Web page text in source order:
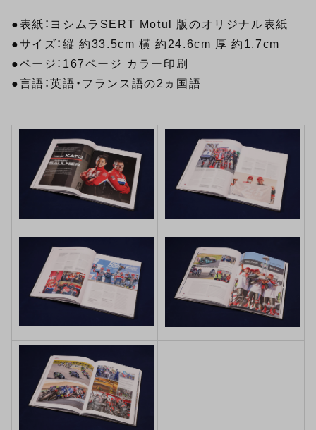
●表紙：ヨシムラSERT Motul 版のオリジナル表紙
●サイズ：縦 約33.5cm 横 約24.6cm 厚 約1.7cm
●ページ：167ページ カラー印刷
●言語：英語・フランス語の2ヵ国語